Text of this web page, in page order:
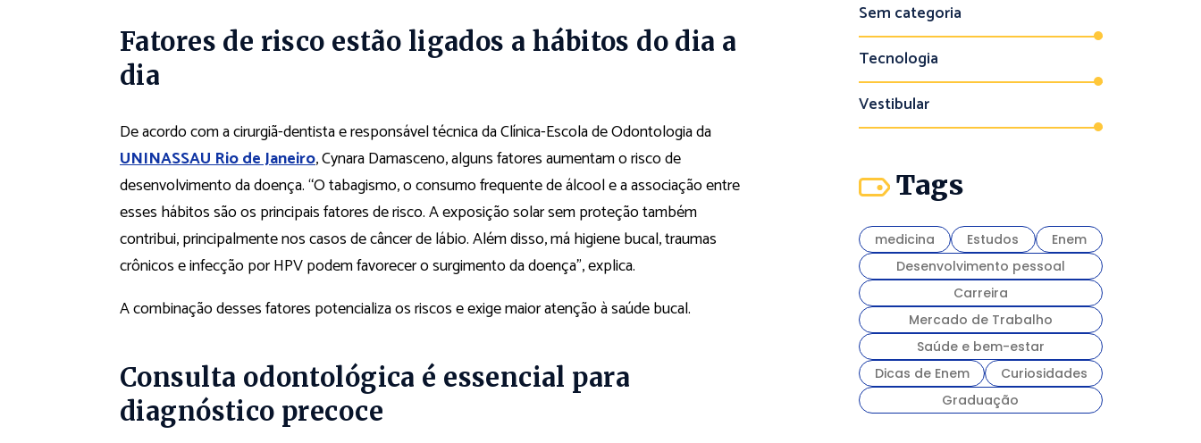
Fatores de risco estão ligados a hábitos do dia a
dia
De acordo com a cirurgiã-dentista e responsável técnica da Clínica-Escola de Odontologia da
UNINASSAU Rio de Janeiro, Cynara Damasceno, alguns fatores aumentam o risco de
desenvolvimento da doença. “O tabagismo, o consumo frequente de álcool e a associação entre
esses hábitos são os principais fatores de risco. A exposição solar sem proteção também
contribui, principalmente nos casos de câncer de lábio. Além disso, má higiene bucal, traumas
crônicos e infecção por HPV podem favorecer o surgimento da doença”, explica.
A combinação desses fatores potencializa os riscos e exige maior atenção à saúde bucal.
Consulta odontológica é essencial para
diagnóstico precoce
Sem categoria
Tecnologia
Vestibular
Tags
medicina Estudos
Enem
Desenvolvimento pessoal
Carreira
Mercado de Trabalho
Saúde e bem-estar
Dicas de Enem
Curiosidades
Graduação